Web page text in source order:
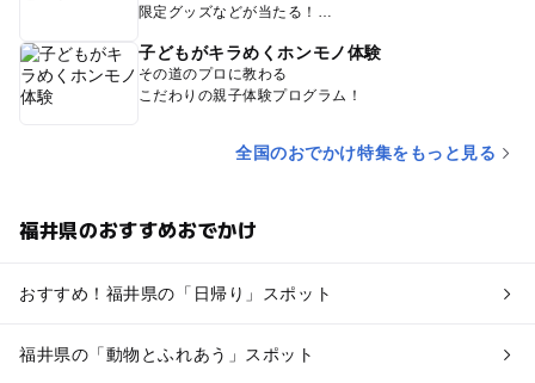
限定グッズなどが当たる！
子どもがキラめくホンモノ体験
その道のプロに教わる
こだわりの親子体験プログラム！
全国のおでかけ特集をもっと見る
福井県のおすすめおでかけ
おすすめ！福井県の「日帰り」スポット
福井県の「動物とふれあう」スポット